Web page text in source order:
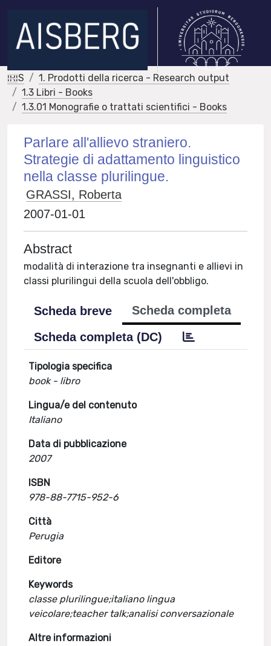
IRIS
1. Prodotti della ricerca - Research output
1.3 Libri - Books
1.3.01 Monografie o trattati scientifici - Books
Parlare all'allievo straniero.
Strategie di adattamento linguistico
nella classe plurilingue.
GRASSI, Roberta
2007-01-01
Abstract
modalità di interazione tra insegnanti e allievi in
classi plurilingui della scuola dell'obbligo.
Scheda breve
Scheda completa
Scheda completa (DC)
Tipologia specifica
book - libro
Lingua/e del contenuto
Italiano
Data di pubblicazione
2007
ISBN
978-88-7715-952-6
Città
Perugia
Editore
Keywords
classe plurilingue;italiano lingua
veicolare;teacher talk;analisi conversazionale
Altre informazioni